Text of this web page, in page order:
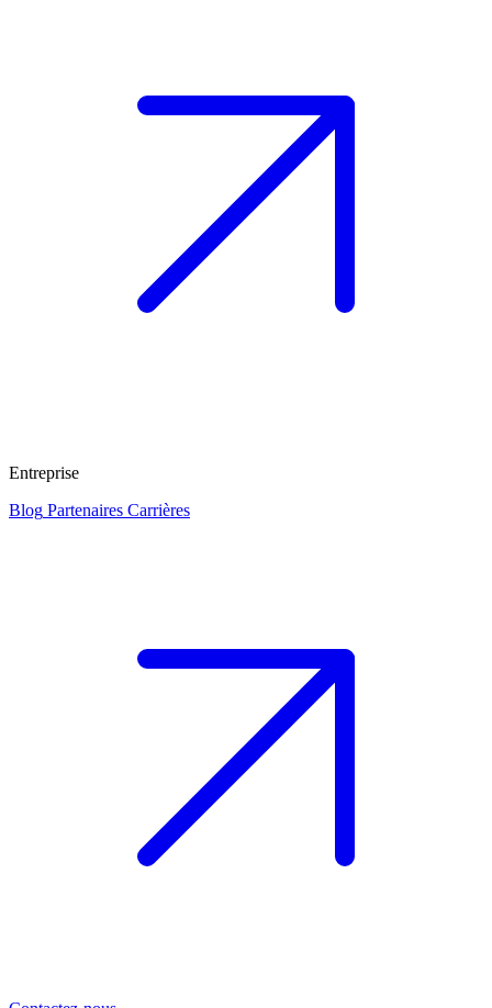
Entreprise
Blog Partenaires Carrières